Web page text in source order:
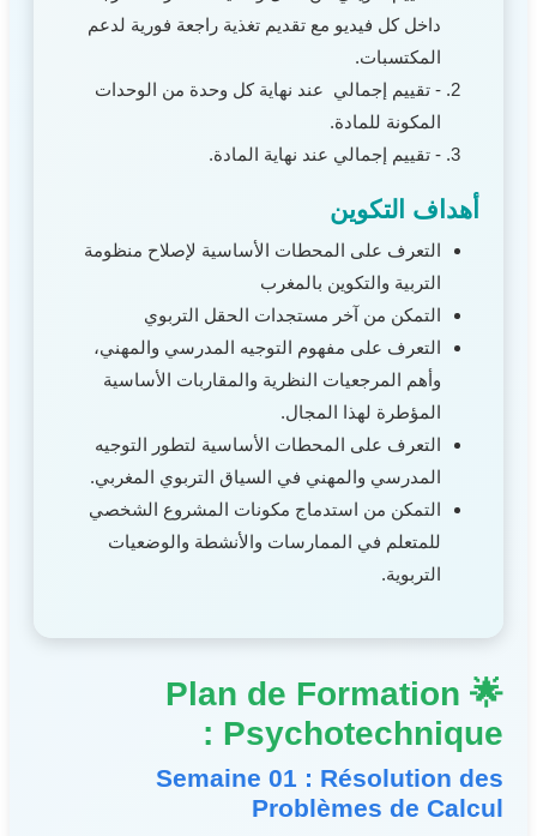
داخل كل فيديو مع تقديم تغذية راجعة فورية لدعم
المكتسبات.
- تقييم إجمالي عند نهاية كل وحدة من الوحدات
المكونة للمادة.
- تقييم إجمالي عند نهاية المادة.
أهداف التكوين
التعرف على المحطات الأساسية لإصلاح منظومة
التربية والتكوين بالمغرب
التمكن من آخر مستجدات الحقل التربوي
التعرف على مفهوم التوجيه المدرسي والمهني،
وأهم المرجعيات النظرية والمقاربات الأساسية
المؤطرة لهذا المجال.
التعرف على المحطات الأساسية لتطور التوجيه
المدرسي والمهني في السياق التربوي المغربي.
التمكن من استدماج مكونات المشروع الشخصي
للمتعلم في الممارسات والأنشطة والوضعيات
التربوية.
🌟 Plan de Formation
Psychotechnique :
Semaine 01 : Résolution des
Problèmes de Calcul